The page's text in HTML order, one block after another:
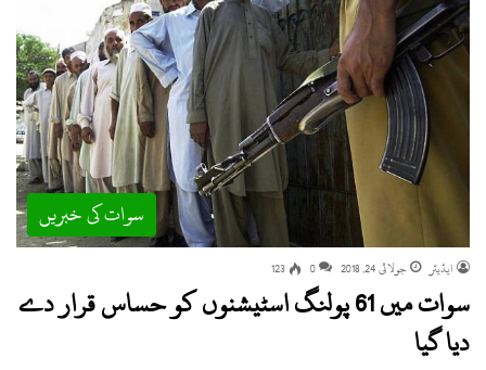
سوات کی خبریں
ایڈیٹر جولائی 24, 2018 0
123
سوات میں 61 پولنگ اسٹیشنوں کو حساس قرار دے
دیا گیا